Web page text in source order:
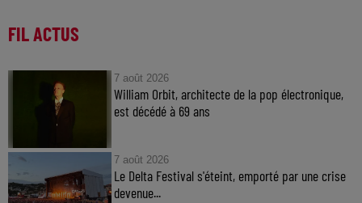
FIL ACTUS
7 août 2026
William Orbit, architecte de la pop électronique,
est décédé à 69 ans
7 août 2026
Le Delta Festival s'éteint, emporté par une crise
devenue...